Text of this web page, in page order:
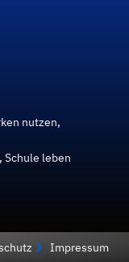
nutzen,
Schule leben
Impressum